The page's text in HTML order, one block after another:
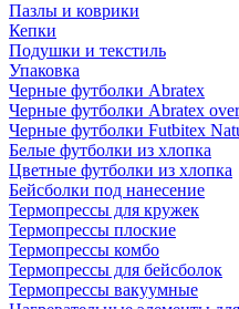
Пазлы и коврики
Кепки
Подушки и текстиль
Упаковка
Черные футболки Abratex
Черные футболки Abratex
Черные футболки Futbitex
Белые футболки из хлопка
Цветные футболки из хлопка
Бейсболки под нанесение
Термопрессы для кружек
Термопрессы плоские
Термопрессы комбо
Термопрессы для бейсболок
Термопрессы вакуумные